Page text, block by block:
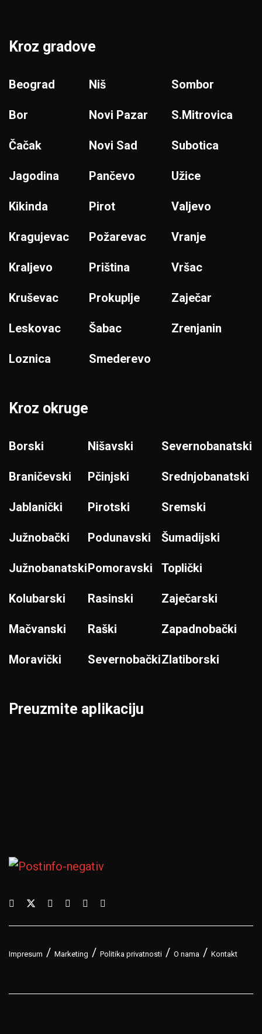
Kroz gradove
Beograd
Bor
Čačak
Jagodina
Kikinda
Kragujevac
Kraljevo
Kruševac
Leskovac
Loznica
Niš
Novi Pazar
Novi Sad
Pančevo
Pirot
Požarevac
Priština
Prokuplje
Šabac
Smederevo
Sombor
S.Mitrovica
Subotica
Užice
Valjevo
Vranje
Vršac
Zaječar
Zrenjanin
Kroz okruge
Borski
Braničevski
Jablanički
Južnobački
Južnobanatski
Kolubarski
Mačvanski
Moravički
Nišavski
Pčinjski
Pirotski
Podunavski
Pomoravski
Rasinski
Raški
Severnobački
Severnobanatski
Srednjobanatski
Sremski
Šumadijski
Toplički
Zaječarski
Zapadnobački
Zlatiborski
Preuzmite aplikaciju
Impresum Marketing Politika privatnosti O nama Kontakt